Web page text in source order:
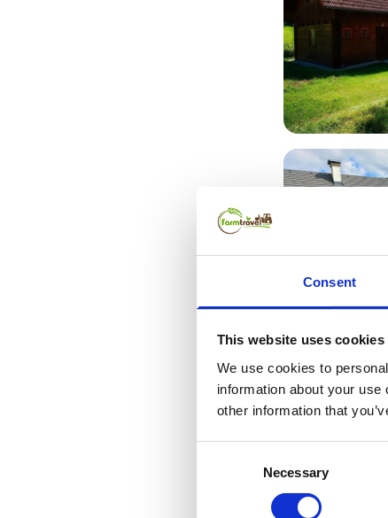
Consent
This website uses cookies
We use cookies to
information about your
other information that
Necessary